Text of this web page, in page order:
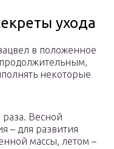
ухода
в положенное
некоторые
Весной
– для развития
массы, летом –